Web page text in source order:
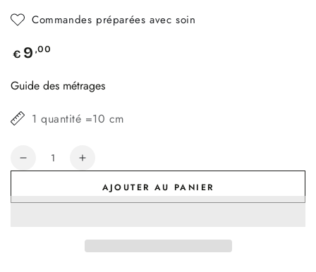
Commandes préparées avec soin
Prix
€ 9 ,00
Guide des métrages
1 quantité =10 cm
Quantité
Réduire
Augmenter
quantité
Chambray
coton
AJOUTER AU PANIER